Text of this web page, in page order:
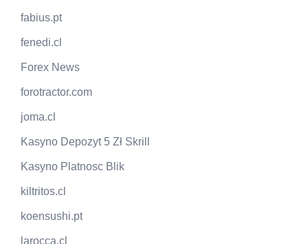
fabius.pt
fenedi.cl
Forex News
forotractor.com
joma.cl
Kasyno Depozyt 5 Zł Skrill
Kasyno Platnosc Blik
kiltritos.cl
koensushi.pt
larocca.cl